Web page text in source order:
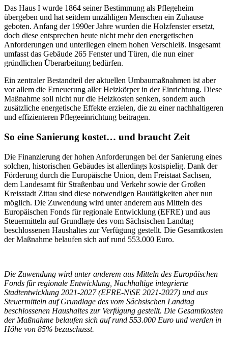
Das Haus I wurde 1864 seiner Bestimmung als Pflegeheim
übergeben und hat seitdem unzähligen Menschen ein Zuhause
geboten. Anfang der 1990er Jahre wurden die Holzfenster ersetzt,
doch diese entsprechen heute nicht mehr den energetischen
Anforderungen und unterliegen einem hohen Verschleiß. Insgesamt
umfasst das Gebäude 265 Fenster und Türen, die nun einer
gründlichen Überarbeitung bedürfen.
Ein zentraler Bestandteil der aktuellen Umbaumaßnahmen ist aber
vor allem die Erneuerung aller Heizkörper in der Einrichtung. Diese
Maßnahme soll nicht nur die Heizkosten senken, sondern auch
zusätzliche energetische Effekte erzielen, die zu einer nachhaltigeren
und effizienteren Pflegeeinrichtung beitragen.
So eine Sanierung kostet… und braucht Zeit
Die Finanzierung der hohen Anforderungen bei der Sanierung eines
solchen, historischen Gebäudes ist allerdings kostspielig. Dank der
Förderung durch die Europäische Union, dem Freistaat Sachsen,
dem Landesamt für Straßenbau und Verkehr sowie der Großen
Kreisstadt Zittau sind diese notwendigen Bautätigkeiten aber nun
möglich. Die Zuwendung wird unter anderem aus Mitteln des
Europäischen Fonds für regionale Entwicklung (EFRE) und aus
Steuermitteln auf Grundlage des vom Sächsischen Landtag
beschlossenen Haushaltes zur Verfügung gestellt. Die Gesamtkosten
der Maßnahme belaufen sich auf rund 553.000 Euro.
Die Zuwendung wird unter anderem aus Mitteln des Europäischen
Fonds für regionale Entwicklung, Nachhaltige integrierte
Stadtentwicklung 2021-2027 (EFRE-NiSE 2021-2027) und aus
Steuermitteln auf Grundlage des vom Sächsischen Landtag
beschlossenen Haushaltes zur Verfügung gestellt. Die Gesamtkosten
der Maßnahme belaufen sich auf rund 553.000 Euro und werden in
Höhe von 85% bezuschusst.